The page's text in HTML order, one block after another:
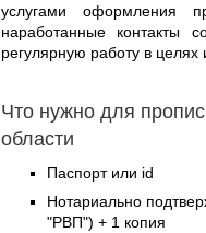
услугами оформления
наработанные контакты
регулярную работу в
Что нужно для
области
Паспорт или id
Нотариально
"РВП") + 1 копия